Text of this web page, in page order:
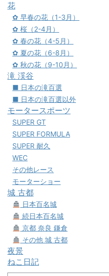
花
✿ 早春の花（1-3月）
✿ 桜（2-4月）
✿ 春の花（4-5月）
✿ 夏の花（6-8月）
✿ 秋の花（9-10月）
滝 渓谷
■ 日本の滝百選
■ 日本の滝百選以外
モータースポーツ
SUPER GT
SUPER FORMULA
SUPER 耐久
WEC
その他レース
モーターショー
城 古都
日本百名城
続日本百名城
京都 奈良 鎌倉
その他 城 古都
夜景
ねこ日記